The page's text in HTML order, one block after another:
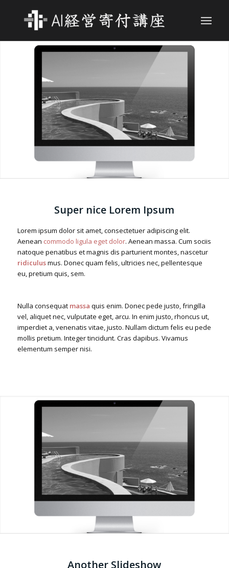
Super nice Lorem Ipsum
Lorem ipsum dolor sit amet, consectetuer adipiscing elit.
Aenean commodo ligula eget dolor. Aenean massa. Cum sociis
natoque penatibus et magnis dis parturient montes, nascetur
ridiculusmus. Donec quam felis, ultricies nec, pellentesque
eu, pretium quis, sem.
Nulla consequat massa quis enim. Donec pede justo, fringilla
vel, aliquet nec, vulputate eget, arcu. In enim justo, rhoncus ut,
imperdiet a, venenatis vitae, justo. Nullam dictum felis eu pede
mollis pretium. Integer tincidunt. Cras dapibus. Vivamus
elementum semper nisi.
Another Slideshow